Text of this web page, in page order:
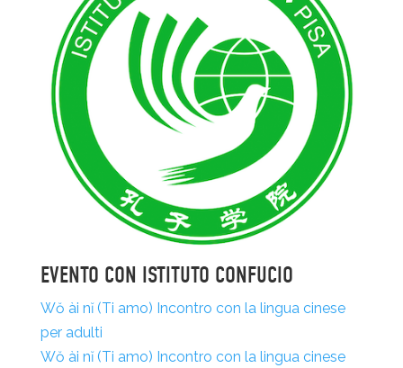
EVENTO CON ISTITUTO CONFUCIO
Wŏ ài nĭ (Ti amo) Incontro con la lingua cinese
per adulti
Wŏ ài nĭ (Ti amo) Incontro con la lingua cinese